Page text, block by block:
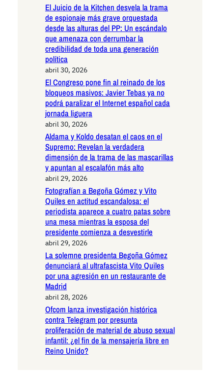
El Juicio de la Kitchen desvela la trama
de espionaje más grave orquestada
desde las alturas del PP: Un escándalo
que amenaza con derrumbar la
credibilidad de toda una generación
política
abril 30, 2026
El Congreso pone fin al reinado de los
bloqueos masivos: Javier Tebas ya no
podrá paralizar el Internet español cada
jornada liguera
abril 30, 2026
Aldama y Koldo desatan el caos en el
Supremo: Revelan la verdadera
dimensión de la trama de las mascarillas
y apuntan al escalafón más alto
abril 29, 2026
Fotografían a Begoña Gómez y Vito
Quiles en actitud escandalosa: el
periodista aparece a cuatro patas sobre
una mesa mientras la esposa del
presidente comienza a desvestirle
abril 29, 2026
La solemne presidenta Begoña Gómez
denunciará al ultrafascista Vito Quiles
por una agresión en un restaurante de
Madrid
abril 28, 2026
Ofcom lanza investigación histórica
contra Telegram por presunta
proliferación de material de abuso sexual
infantil: ¿el fin de la mensajería libre en
Reino Unido?